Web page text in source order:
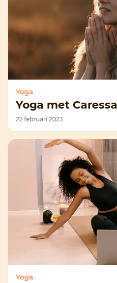
Yoga
Yoga met Caressa
22 februari 2023
Yoga